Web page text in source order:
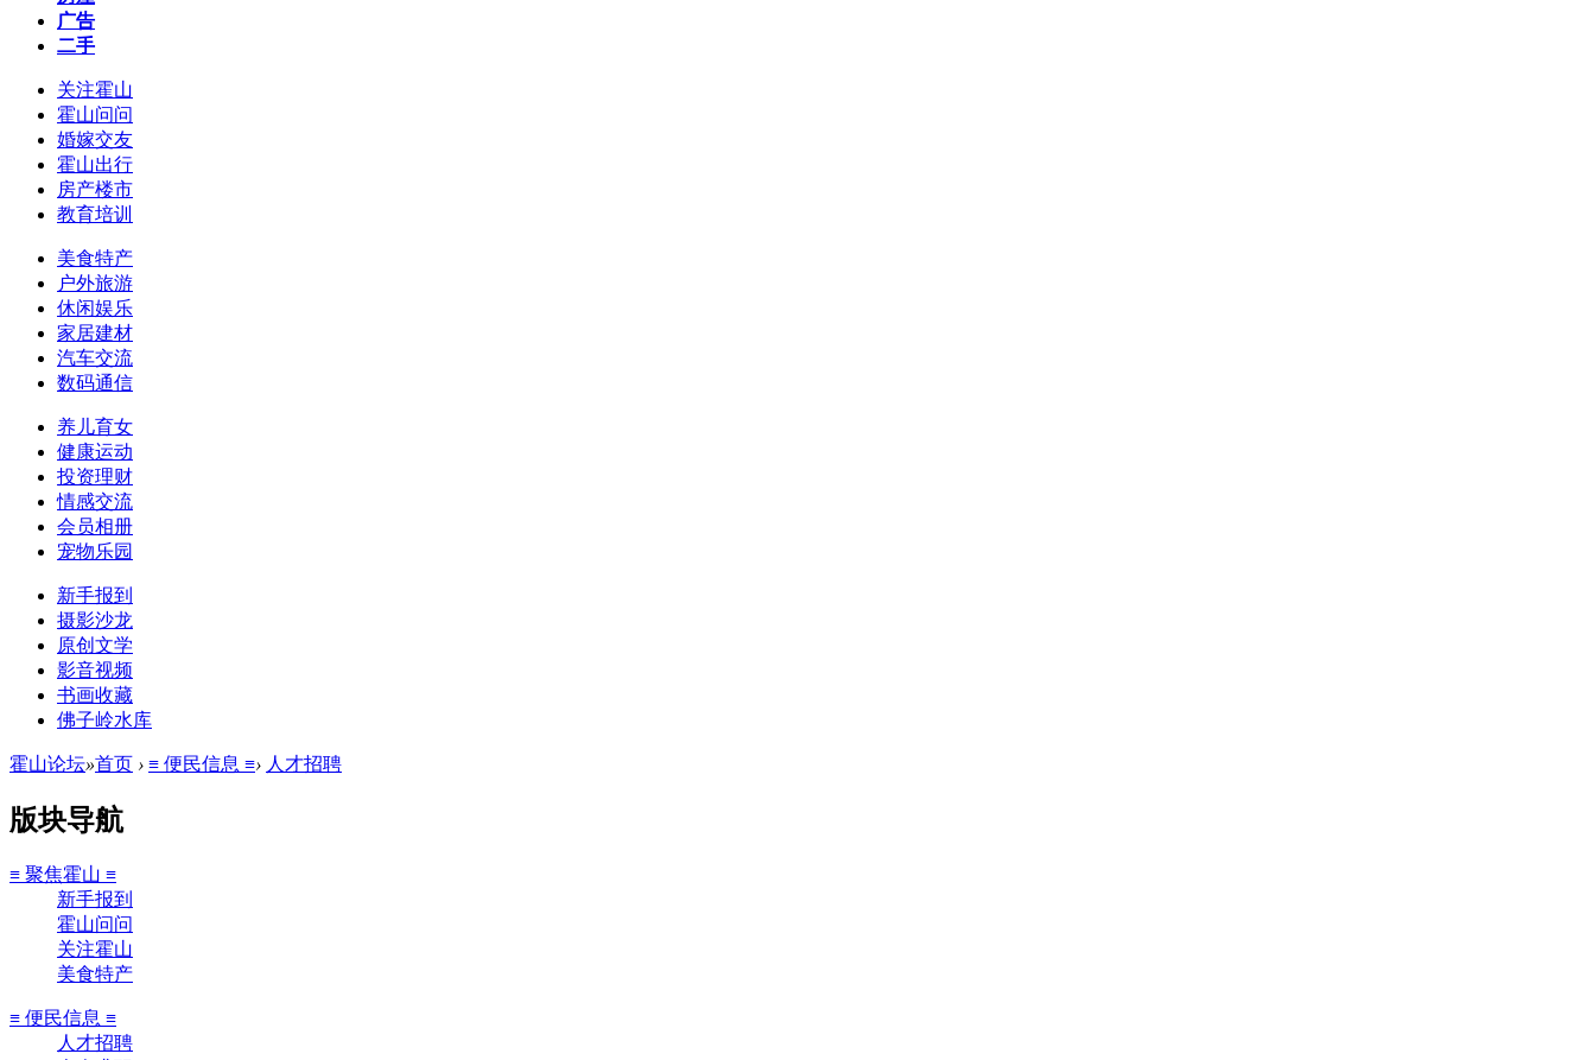
广告
二手
关注霍山
霍山问问
婚嫁交友
霍山出行
房产楼市
教育培训
美食特产
户外旅游
休闲娱乐
家居建材
汽车交流
数码通信
养儿育女
健康运动
投资理财
情感交流
会员相册
宠物乐园
新手报到
摄影沙龙
原创文学
影音视频
书画收藏
佛子岭水库
霍山论坛»首页 › ≡ 便民信息 ≡› 人才招聘
版块导航
≡ 聚焦霍山 ≡
新手报到
霍山问问
关注霍山
美食特产
≡ 便民信息 ≡
人才招聘